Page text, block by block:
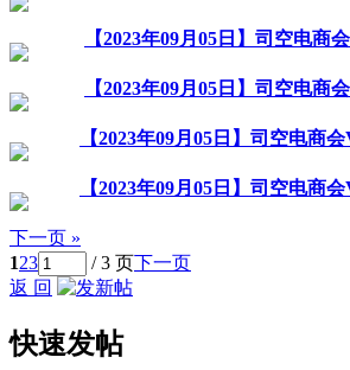
【2023年09月05日】司空电
【2023年09月05日】司空电
【2023年09月05日】司空电商
【2023年09月05日】司空电商
下一页 »
123 / 3 页下一页
返 回
快速发帖